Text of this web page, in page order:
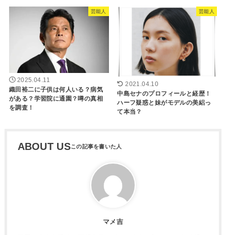
芸能人
2025.04.11
織田裕二に子供は何人いる？病気
がある？学習院に通園？噂の真相
を調査！
芸能人
2021.04.10
中島セナのプロフィールと経歴！
ハーフ疑惑と妹がモデルの美絽っ
て本当？
ABOUT US
マメ吉